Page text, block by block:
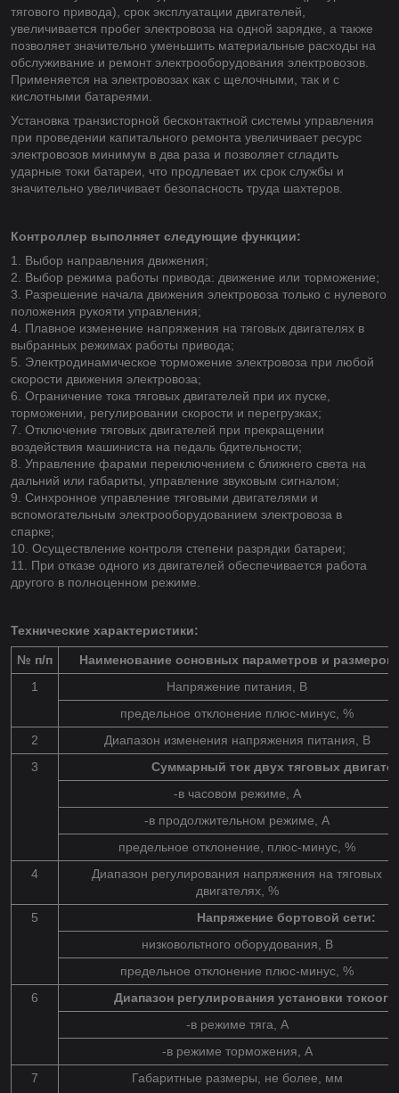
тягового привода), срок эксплуатации двигателей,
увеличивается пробег электровоза на одной зарядке, а также
позволяет значительно уменьшить материальные расходы на
обслуживание и ремонт электрооборудования электровозов.
Применяется на электровозах как с щелочными, так и с
кислотными батареями.
Установка транзисторной бесконтактной системы управления
при проведении капитального ремонта увеличивает ресурс
электровозов минимум в два раза и позволяет сгладить
ударные токи батареи, что продлевает их срок службы и
значительно увеличивает безопасность труда шахтеров.
Контроллер выполняет следующие функции:
1. Выбор направления движения;
2. Выбор режима работы привода: движение или торможение;
3. Разрешение начала движения электровоза только с нулевого
положения рукояти управления;
4. Плавное изменение напряжения на тяговых двигателях в
выбранных режимах работы привода;
5. Электродинамическое торможение электровоза при любой
скорости движения электровоза;
6. Ограничение тока тяговых двигателей при их пуске,
торможении, регулировании скорости и перегрузках;
7. Отключение тяговых двигателей при прекращении
воздействия машиниста на педаль бдительности;
8. Управление фарами переключением с ближнего света на
дальний или габариты, управление звуковым сигналом;
9. Синхронное управление тяговыми двигателями и
вспомогательным электрооборудованием электровоза в
спарке;
10. Осуществление контроля степени разрядки батареи;
11. При отказе одного из двигателей обеспечивается работа
другого в полноценном режиме.
Технические характеристики:
№ п/п
Наименование основных параметров и размеров
1
Напряжение питания, В
предельное отклонение плюс-минус, %
2
Диапазон изменения напряжения питания, В
3
Суммарный ток двух тяговых
-в часовом режиме, А
-в продолжительном режиме, А
предельное отклонение, плюс-минус, %
4
Диапазон регулирования напряжения на тяговых
двигателях, %
5
Напряжение бортовой сети:
низковольтного оборудования, В
предельное отклонение плюс-минус, %
6
Диапазон регулирования установки
-в режиме тяга, А
-в режиме торможения, А
7
Габаритные размеры, не более, мм